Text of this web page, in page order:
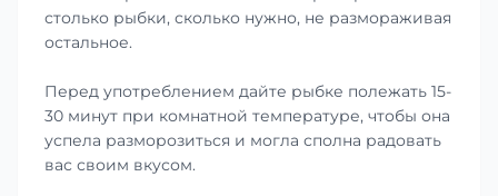
столько рыбки, сколько нужно, не размораживая
остальное.
Перед употреблением дайте рыбке полежать 15-
30 минут при комнатной температуре, чтобы она
успела разморозиться и могла сполна радовать
вас своим вкусом.